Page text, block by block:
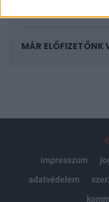
MÁR ELŐFIZETŐNK
impresszum
adatvédelem